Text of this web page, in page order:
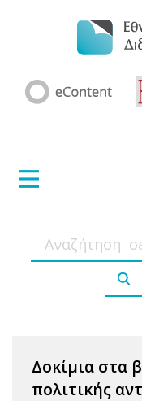
Δοκίμια στα
πολιτικής